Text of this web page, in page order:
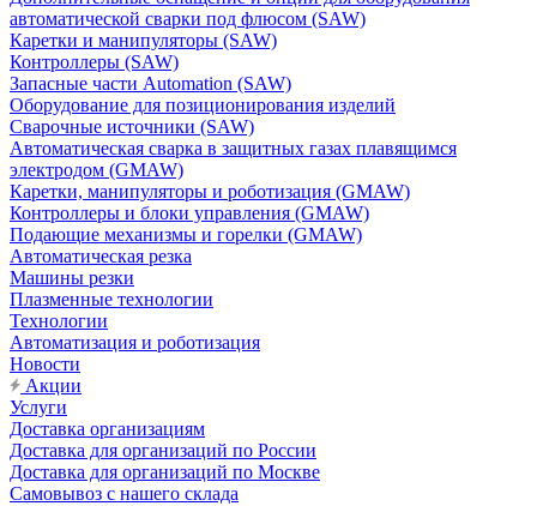
автоматической сварки под флюсом (SAW)
Каретки и манипуляторы (SAW)
Контроллеры (SAW)
Запасные части Automation (SAW)
Оборудование для позиционирования изделий
Сварочные источники (SAW)
Автоматическая сварка в защитных газах плавящимся
электродом (GMAW)
Каретки, манипуляторы и роботизация (GMAW)
Контроллеры и блоки управления (GMAW)
Подающие механизмы и горелки (GMAW)
Автоматическая резка
Машины резки
Плазменные технологии
Технологии
Автоматизация и роботизация
Новости
Акции
Услуги
Доставка организациям
Доставка для организаций по России
Доставка для организаций по Москве
Самовывоз с нашего склада